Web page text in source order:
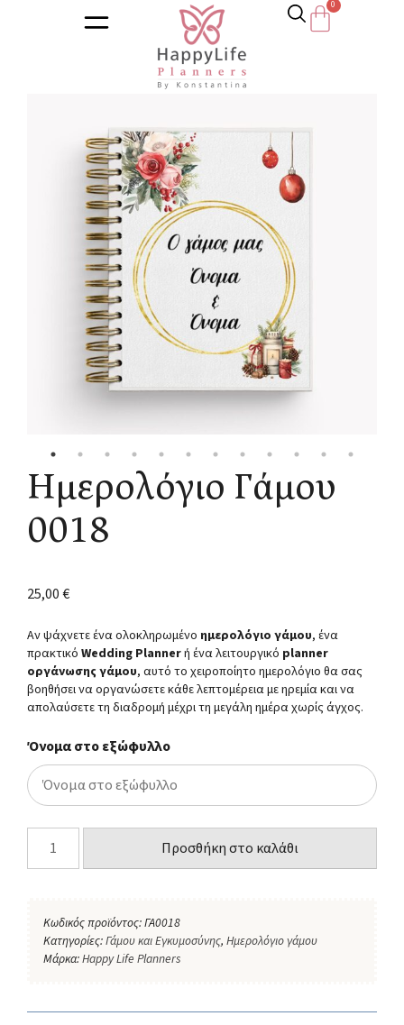
Κατάστημα/Ημερολόγια
Ημερολόγιο Γάμου
0018
25,00€
Αν ψάχνετε ένα ολοκληρωμένο ημερολόγιο γάμου, ένα
πρακτικό Wedding Plannerή ένα λειτουργικό planner
οργάνωσης γάμου, αυτό το χειροποίητο ημερολόγιο θα σας
βοηθήσει να οργανώσετε κάθε λεπτομέρεια με ηρεμία και να
απολαύσετε τη διαδρομή μέχρι τη μεγάλη ημέρα χωρίς άγχος.
Όνομα στο εξώφυλλο
Προσθήκη στο καλάθι
Κωδικός προϊόντος:ΓΑ0018
Κατηγορίες:Γάμου και Εγκυμοσύνης, Ημερολόγιο γάμου
Μάρκα:Happy Life Planners